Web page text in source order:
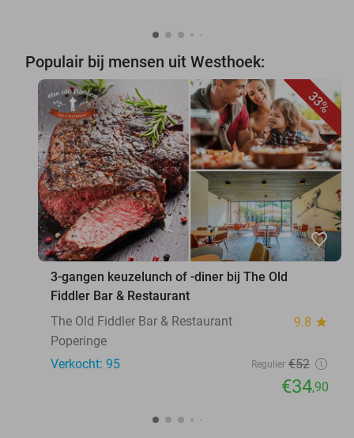
Populair bij mensen uit Westhoek:
33%
favorite_border
3-gangen keuzelunch of -diner bij The Old
Fiddler Bar & Restaurant
The Old Fiddler Bar & Restaurant
9.8 star
Poperinge
Verkocht: 95
Regulier €52
€34,90